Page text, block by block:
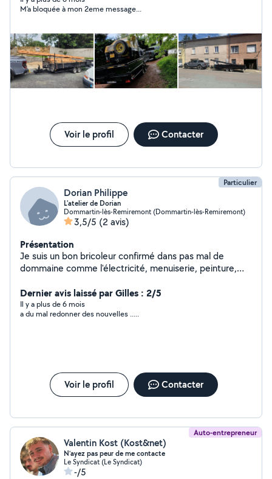
M'a bloquée à mon 2eme message...
Voir le profil Contacter
Particulier
Dorian Philippe
L'atelier de Dorian
Dommartin-lès-Remiremont (Dommartin-lès-Remiremont)
3,5/5 (2 avis)
Présentation
Je suis un bon bricoleur confirmé dans pas mal de
dommaine comme l'électricité, menuiserie, peinture,
domaines
Dernier avis laissé par Gilles : 2/5
Il y a plus de 6 mois
a du mal redonner des nouvelles .....
Voir le profil Contacter
Auto-entrepreneur
Valentin Kost (Kost&net)
N’ayez pas peur de me contacte
Le Syndicat (Le Syndicat)
-/5